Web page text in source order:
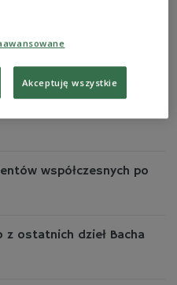
współczesnych po
ostatnich dzieł Bacha
Akceptuję wszystkie